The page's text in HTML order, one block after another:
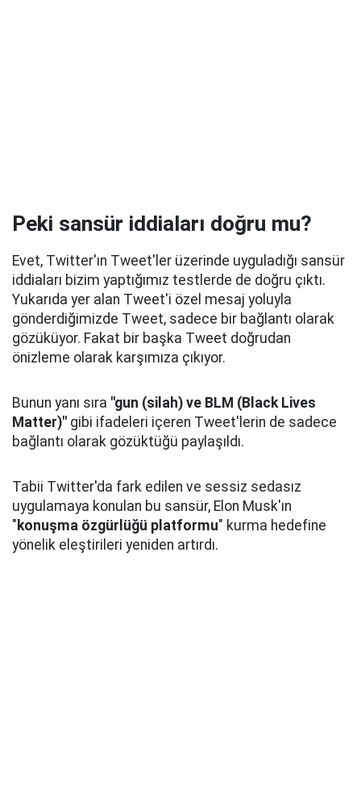
Peki sansür iddiaları doğru mu?
Evet, Twitter'ın Tweet'ler üzerinde uyguladığı sansür
iddiaları bizim yaptığımız testlerde de doğru çıktı.
Yukarıda yer alan Tweet'i özel mesaj yoluyla
gönderdiğimizde Tweet, sadece bir bağlantı olarak
gözüküyor. Fakat bir başka Tweet doğrudan
önizleme olarak karşımıza çıkıyor.
Bunun yanı sıra "gun (silah) ve BLM (Black Lives
Matter)" gibi ifadeleri içeren Tweet'lerin de sadece
bağlantı olarak gözüktüğü paylaşıldı.
Tabii Twitter'da fark edilen ve sessiz sedasız
uygulamaya konulan bu sansür, Elon Musk'ın
" konuşma özgürlüğü platformu" kurma hedefine
yönelik eleştirileri yeniden artırdı.